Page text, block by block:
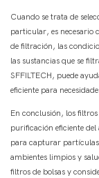
Cuando se trata de
particular, es necesario
de filtración, las
las sustancias que se
SFFILTECH, puede
eficiente para
En conclusión, los
purificación eficiente
para capturar partículas
ambientes limpios y
filtros de bolsas y